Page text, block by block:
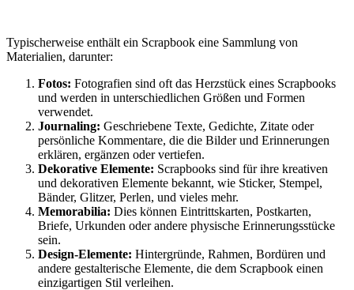
Typischerweise enthält ein Scrapbook eine Sammlung von
Materialien, darunter:
Fotos: Fotografien sind oft das Herzstück eines Scrapbooks
und werden in unterschiedlichen Größen und Formen
verwendet.
Journaling: Geschriebene Texte, Gedichte, Zitate oder
persönliche Kommentare, die die Bilder und Erinnerungen
erklären, ergänzen oder vertiefen.
Dekorative Elemente: Scrapbooks sind für ihre kreativen
und dekorativen Elemente bekannt, wie Sticker, Stempel,
Bänder, Glitzer, Perlen, und vieles mehr.
Memorabilia: Dies können Eintrittskarten, Postkarten,
Briefe, Urkunden oder andere physische Erinnerungsstücke
sein.
Design-Elemente: Hintergründe, Rahmen, Bordüren und
andere gestalterische Elemente, die dem Scrapbook einen
einzigartigen Stil verleihen.